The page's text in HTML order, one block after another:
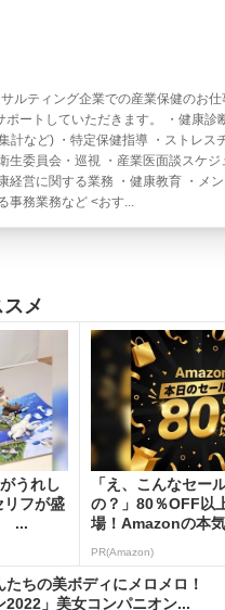
サルティング企業での産業保健のお
ポートしていただきます。 ・健康診
計など) ・特定保健指導 ・ストレス
生委員会・巡視 ・産業医面談スケジ
経営に関する業務 ・健康教育 ・メ
事務業務など <おす...
メ
うれし
リフが盛
...
「え、こんなセー
の？」80％OFF以
場！Amazonの本
PR(Amazon)
たちの美ボディにメロメロ！
2022」美女コンパニオン...